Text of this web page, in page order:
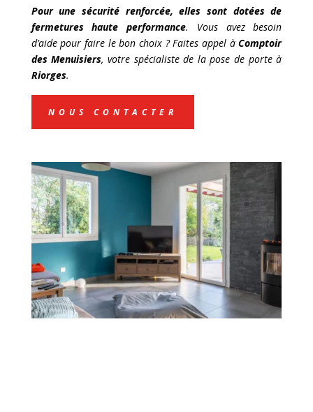
Pour une sécurité renforcée, elles sont dotées de
fermetures haute performance. Vous avez besoin
d’aide pour faire le bon choix ? Faites appel àComptoir
des Menuisiers, votre spécialiste de la pose de porte à
Riorges.
NOUS CONTACTER